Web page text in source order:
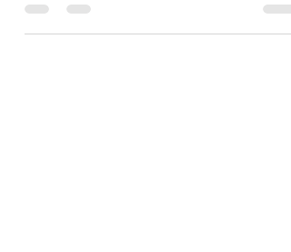
Foto glas cabochons zijn bolvormige glas
plaatsjes met een op maat gemaakte diameter